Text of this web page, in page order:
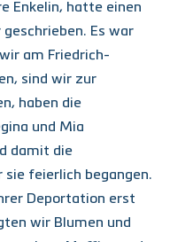
Enkelin, hatte einen
Es war
am Friedrich-
sind wir zur
haben die
und Mia
damit die
feierlich begangen.
Deportation erst
wir Blumen und